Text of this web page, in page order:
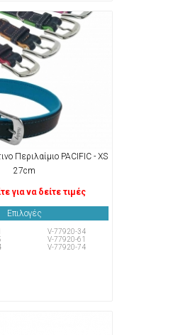
Περιλαίμιο PACIFIC - XS
27cm
για να δείτε τιμές
Επιλογές
V-77920-34
V-77920-61
V-77920-74